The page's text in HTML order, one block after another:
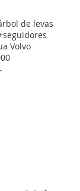
de levas
Volvo